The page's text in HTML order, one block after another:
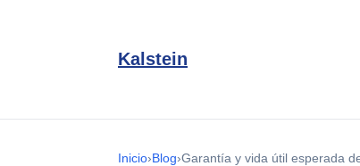
Kalstein
Inicio›Blog›Garantía y vida útil esperada